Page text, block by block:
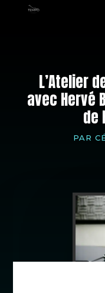
L’Atelier
avec Hervé
de
PAR